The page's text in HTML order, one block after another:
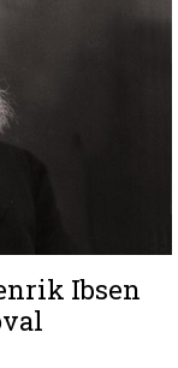
Ibsen